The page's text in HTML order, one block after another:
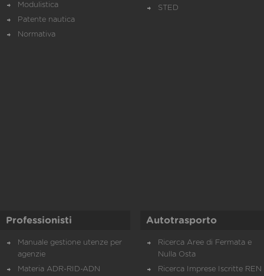
Modulistica
Patente nautica
Normativa
STED
Professionisti
Manuale gestione utenze per
agenzie
Materia ADR-RID-ADN
Autotrasporto
Ricerca Aree di Fermata e
Nulla Osta
Ricerca Imprese Iscritte REN